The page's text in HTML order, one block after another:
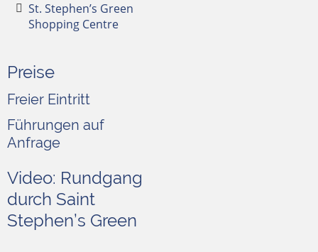
St. Stephen’s Green
Shopping Centre
Preise
Freier Eintritt
Führungen auf
Anfrage
Video: Rundgang
durch Saint
Stephen’s Green